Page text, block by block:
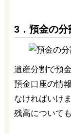
3．預金の
遺産分割で預
預金口座の情
なければいけ
残高について